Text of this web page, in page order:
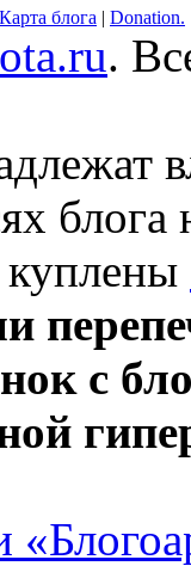
Карта блога | Donation.
.
куплены
с